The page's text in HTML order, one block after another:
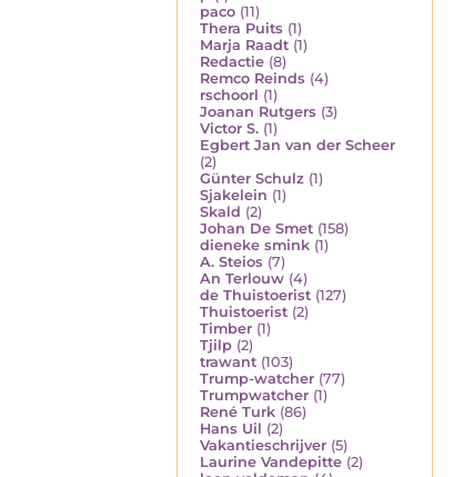
paco (11)
Thera Puits (1)
Marja Raadt (1)
Redactie (8)
Remco Reinds (4)
rschoorl (1)
Joanan Rutgers (3)
Victor S. (1)
Egbert Jan van der Scheer
(2)
Günter Schulz (1)
Sjakelein (1)
Skald (2)
Johan De Smet (158)
dieneke smink (1)
A. Steios (7)
An Terlouw (4)
de Thuistoerist (127)
Thuistoerist (2)
Timber (1)
Tjilp (2)
trawant (103)
Trump-watcher (77)
Trumpwatcher (1)
René Turk (86)
Hans Uil (2)
Vakantieschrijver (5)
Laurine Vandepitte (2)